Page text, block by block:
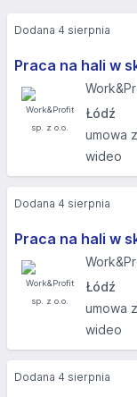
Praca na hali w
Łódź
umowa
wideo
Dodana 4 sierpnia
Praca na hali w
Łódź
umowa
wideo
Dodana 4 sierpnia
Dodana 4 sierpnia